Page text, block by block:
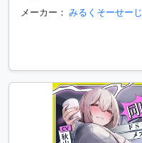
メーカー： みるくそーせーじ